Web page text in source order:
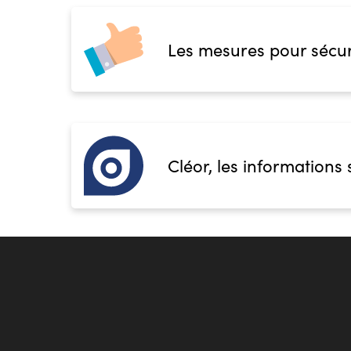
59139 Wattignies
Accueil sur le lieu de formation
Accès handicap :
Hébergement :Pas d'hébergement
Les mesures pour
Cléor, les informations